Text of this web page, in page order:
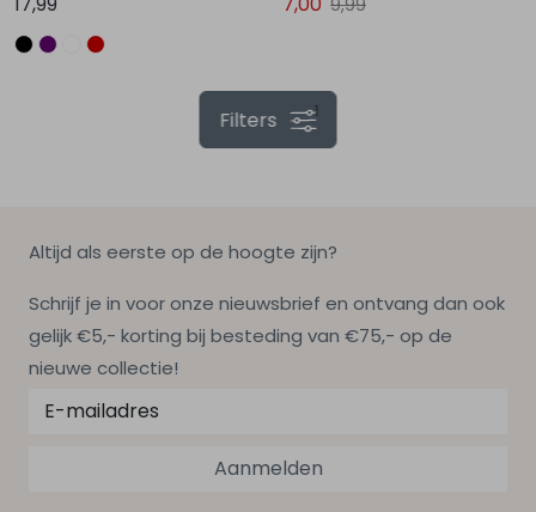
9,99
1
Filters
Altijd als eerste op de hoogte zijn?
Schrijf je in voor onze nieuwsbrief en ontvang dan ook
gelijk €5,- korting bij besteding van €75,- op de
nieuwe collectie!
Aanmelden